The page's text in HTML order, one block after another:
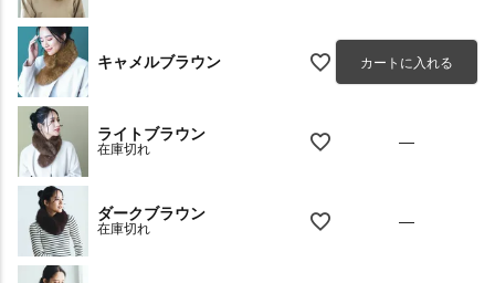
キャメルブラウン カートに入れる
ライトブラウン
在庫切れ —
ダークブラウン
在庫切れ —